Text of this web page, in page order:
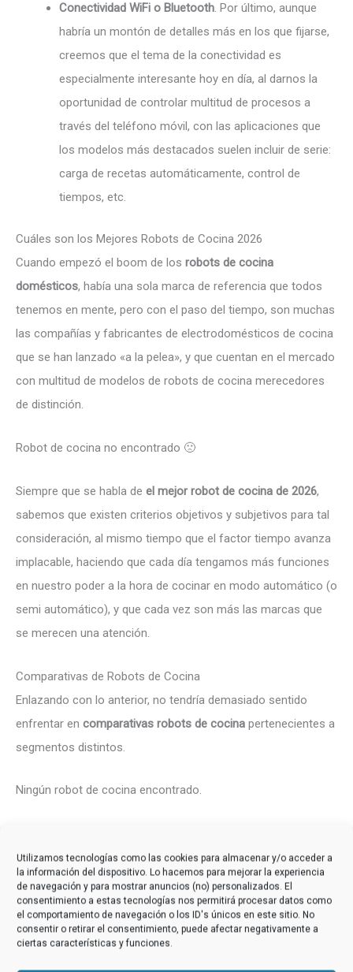
Utilizamos tecnologías como las cookies para almacenar y/o acceder a
la información del dispositivo. Lo hacemos para mejorar la experiencia
de navegación y para mostrar anuncios (no) personalizados. El
consentimiento a estas tecnologías nos permitirá procesar datos como
el comportamiento de navegación o los ID's únicos en este sitio. No
consentir o retirar el consentimiento, puede afectar negativamente a
ciertas características y funciones.
Conectividad WiFi o Bluetooth. Por último, aunque
habría un montón de detalles más en los que fijarse,
creemos que el tema de la conectividad es
especialmente interesante hoy en día, al darnos la
oportunidad de controlar multitud de procesos a
través del teléfono móvil, con las aplicaciones que
los modelos más destacados suelen incluir de serie:
carga de recetas automáticamente, control de
tiempos, etc.
Cuáles son los Mejores Robots de Cocina 2026
Cuando empezó el boom de los robots de cocina
domésticos, había una sola marca de referencia que todos
tenemos en mente, pero con el paso del tiempo, son muchas
las compañías y fabricantes de electrodomésticos de cocina
que se han lanzado «a la pelea», y que cuentan en el mercado
con multitud de modelos de robots de cocina merecedores
de distinción.
Robot de cocina no encontrado 🙁
Siempre que se habla de el mejor robot de cocina de 2026,
sabemos que existen criterios objetivos y subjetivos para tal
consideración, al mismo tiempo que el factor tiempo avanza
implacable, haciendo que cada día tengamos más funciones
en nuestro poder a la hora de cocinar en modo automático (o
semi automático), y que cada vez son más las marcas que
se merecen una atención.
Comparativas de Robots de Cocina
Enlazando con lo anterior, no tendría demasiado sentido
enfrentar en comparativas robots de cocina pertenecientes a
segmentos distintos.
Ningún robot de cocina encontrado.
muchas de sus cualidades en relación con las de otros
similares, en RobotsdeCocina.com vamos a ofrecerte
muchastablas comparativas de robots de cocinacomo la
que hemos colocado al inicio, que te ayudarán en el análisis y
la elección de tu modelo ideal, pero siempre partiendo de